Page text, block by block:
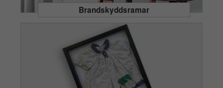
Brandskyddsramar